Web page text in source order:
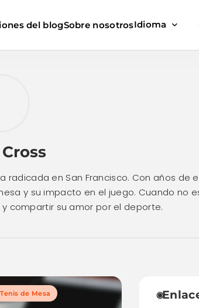
del blogSobre nosotrosIdioma
en San Francisco. Con años de
y su impacto en el juego. Cuando no
compartir su amor por el deporte.
de Mesa